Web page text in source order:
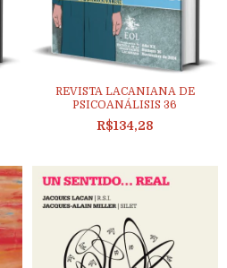
REVISTA LACANIANA DE
PSICOANÁLISIS 36
R$134,28